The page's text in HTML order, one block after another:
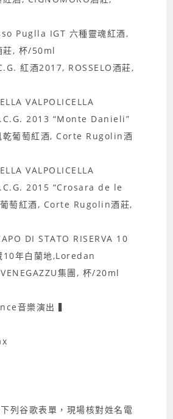
Puglla IGT 六種靈魂紅酒,
莊, 杯/50ml
紅酒2017, ROSSELO酒莊,
VALPOLICELLA
2013 “Monte Danieli”
乾葡萄紅酒, Corte Rugolin酒
VALPOLICELLA
2015 “Crosara de le
萄紅酒, Corte Rugolin酒莊,
DI STATO RISERVA 10
10年白蘭地,Loredan
集團, 杯/20ml
音樂演出 ▍
列谷歌表單，現場核對姓名電